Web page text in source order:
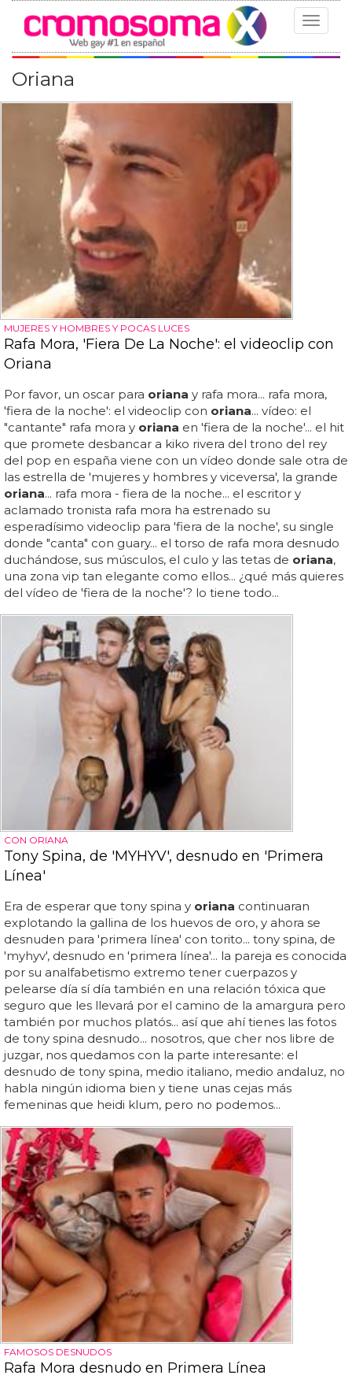
Toggle
Oriana
MUJERES Y HOMBRES Y POCAS LUCES
Rafa Mora, 'Fiera De La Noche': el videoclip con
Oriana
Por favor, un oscar para oriana y rafa mora... rafa mora,
'fiera de la noche': el videoclip con oriana... vídeo: el
"cantante" rafa mora y oriana en 'fiera de la noche'... el hit
que promete desbancar a kiko rivera del trono del rey
del pop en españa viene con un vídeo donde sale otra de
las estrella de 'mujeres y hombres y viceversa', la grande
oriana... rafa mora - fiera de la noche... el escritor y
aclamado tronista rafa mora ha estrenado su
esperadísimo videoclip para 'fiera de la noche', su single
donde "canta" con guary... el torso de rafa mora desnudo
duchándose, sus músculos, el culo y las tetas de oriana,
una zona vip tan elegante como ellos... ¿qué más quieres
del vídeo de 'fiera de la noche'? lo tiene todo...
CON ORIANA
Tony Spina, de 'MYHYV', desnudo en 'Primera
Línea'
Era de esperar que tony spina y oriana continuaran
explotando la gallina de los huevos de oro, y ahora se
desnuden para 'primera línea' con torito... tony spina, de
'myhyv', desnudo en 'primera línea'... la pareja es conocida
por su analfabetismo extremo tener cuerpazos y
pelearse día sí día también en una relación tóxica que
seguro que les llevará por el camino de la amargura pero
también por muchos platós... así que ahí tienes las fotos
de tony spina desnudo... nosotros, que cher nos libre de
juzgar, nos quedamos con la parte interesante: el
desnudo de tony spina, medio italiano, medio andaluz, no
habla ningún idioma bien y tiene unas cejas más
femeninas que heidi klum, pero no podemos...
FAMOSOS DESNUDOS
Rafa Mora desnudo en Primera Línea